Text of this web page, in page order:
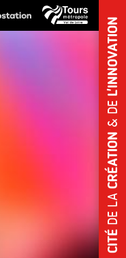
CITÉ
DE LA
CRÉATION
& DE
L'INNOVATION